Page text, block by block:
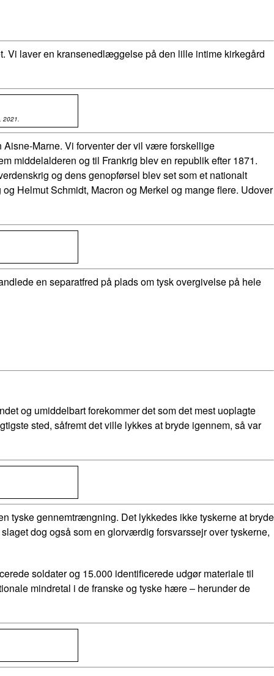
Vi laver en kransenedlæggelse på den lille intime kirkegård
2021.
Marne. Vi forventer der vil være forskellige
middelalderen og til Frankrig blev en republik efter 1871.
og dens genopførsel blev set som et nationalt
Helmut Schmidt, Macron og Merkel og mange flere. Udover
en separatfred på plads om tysk overgivelse på hele
og umiddelbart forekommer det som det mest uoplagte
sted, såfremt det ville lykkes at bryde igennem, så var
tyske gennemtrængning. Det lykkedes ikke tyskerne at bryde
dog også som en glorværdig forsvarssejr over tyskerne,
soldater og 15.000 identificerede udgør materiale til
mindretal i de franske og tyske hære – herunder de